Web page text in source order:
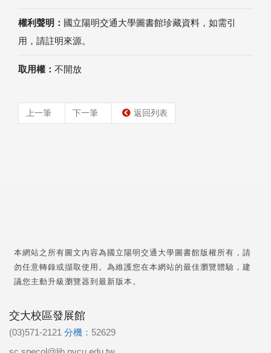
權利聲明： 國立陽明交通大學圖書館珍藏資料，如需引
用，請註明來源。
取用權： 不開放
上一筆 下一筆 返回列表
本網站之所有圖文內容為國立陽明交通大學圖書館版權所有，請
勿任意轉錄或擷取使用。為維護您在本網站的最佳瀏覽體驗，建
議您主動升級瀏覽器到最新版本。
交大校區發展館
(03)571-2121 分機： 52629